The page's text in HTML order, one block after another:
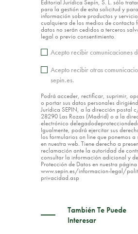
Editorial Jurídica Sepín, S. L. sólo
para la gestión de esta solicitud y
información sobre productos y
cualquiera de los medios de contacto
datos no serán cedidos a terceros
legal o previo consentimiento.
Acepto recibir comunicaciones
Acepto recibir otras
sepin.es.
Podrá acceder, rectificar, suprimir,
o portar sus datos personales
Jurídica SEPIN, a la dirección postal
28290 Las Rozas (Madrid) o a la
electrónico
Igualmente, podrá ejercitar sus
los formularios on line que ponemos a
en nuestra web. Tiene derecho a
reclamación ante la autoridad de
consultar la información adicional y
Protección de Datos en nuestra
www.sepin.es/informacion-legal/
privacidad.asp
También Te Puede
Interesar